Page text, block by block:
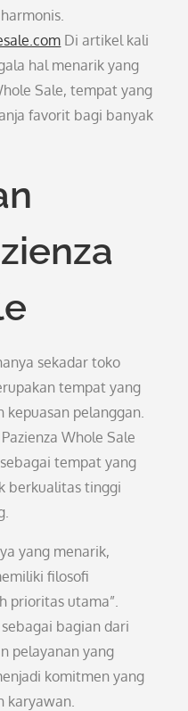
Di artikel kali
hal menarik yang
Sale, tempat yang
favorit bagi banyak
sekadar toko
tempat yang
kepuasan pelanggan.
Whole Sale
tempat yang
berkualitas tinggi
yang menarik,
filosofi
prioritas utama”.
bagian dari
pelayanan yang
komitmen yang
karyawan.